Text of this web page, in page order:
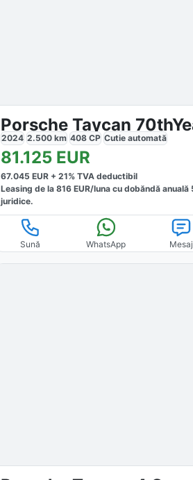
Porsche Taycan
2024 2.500 km 408 CP Cutieautomată
81.125 EUR
67.045 EUR +21% TVA deductibil
Leasing de la816 EUR/luna cu dobăndă anuală
juridice.
Sună WhatsApp Mesaj